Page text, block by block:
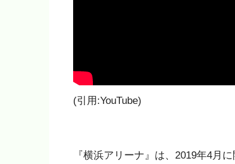
(引用:YouTube)
『横浜アリーナ』は、2019年4月